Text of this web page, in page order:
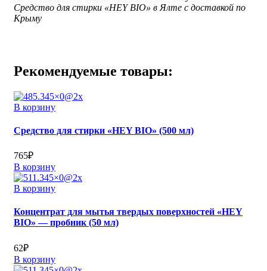
Средство для стирки «HEY BIO» в Ялте с доставкой по
Крыму
Рекомендуемые товары:
В корзину
Средство для стирки «HEY BIO» (500 мл)
765₽
В корзину
В корзину
Концентрат для мытья твердых поверхностей «HEY
BIO» — пробник (50 мл)
62₽
В корзину